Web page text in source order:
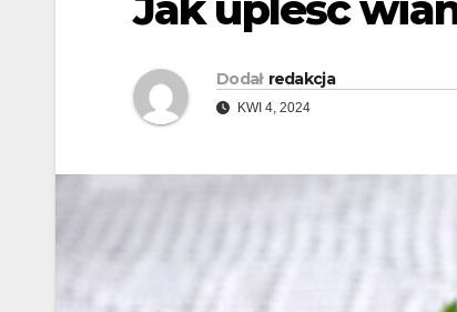
Dodał redakcja
KWI 4, 2024